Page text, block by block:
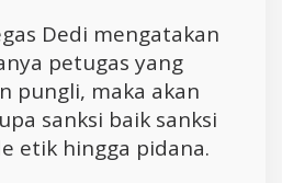
Dedi mengatakan
petugas yang
pungli, maka akan
sanksi baik sanksi
etik hingga pidana.